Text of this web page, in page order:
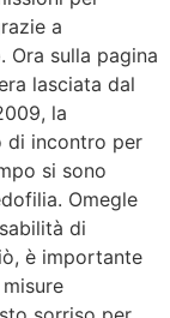
a
sulla pagina
lasciata dal
la
di incontro per
si sono
Omegle
di
è importante